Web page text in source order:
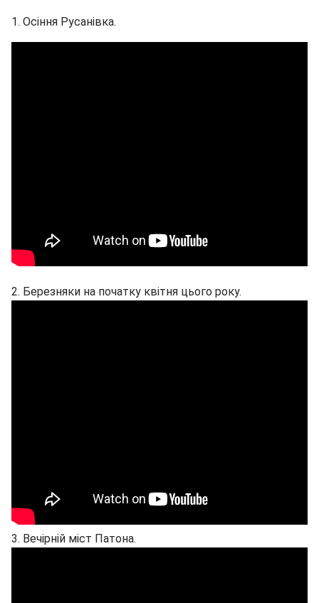
1. Осіння Русанівка.
2. Березняки на початку квітня цього року.
3. Вечірній міст Патона.